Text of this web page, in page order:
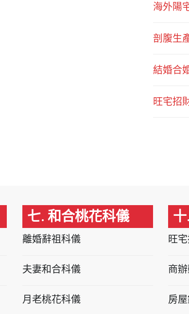
海外陽
剖腹生
結婚合
旺宅招
七. 和合桃花科儀
離婚辭祖科儀
夫妻和合科儀
月老桃花科儀
旺
商
房